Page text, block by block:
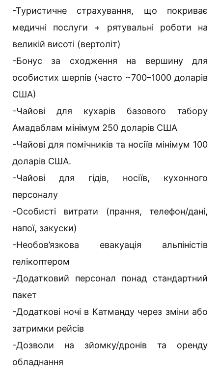
-Туристичне страхування, що покриває
медичні послуги + рятувальні роботи на
великій висоті (вертоліт)
-Бонус за сходження на вершину для
особистих шерпів (часто ~700–1000 доларів
США)
-Чайові для кухарів базового табору
Амадаблам мінімум 250 доларів США
-Чайові для помічників та носіїв мінімум 100
доларів США.
-Чайові для гідів, носіїв, кухонного
персоналу
-Особисті витрати (прання, телефон/дані,
напої, закуски)
-Необов’язкова евакуація альпіністів
гелікоптером
-Додатковий персонал понад стандартний
пакет
-Додаткові ночі в Катманду через зміни або
затримки рейсів
-Дозволи на зйомку/дронів та оренду
обладнання